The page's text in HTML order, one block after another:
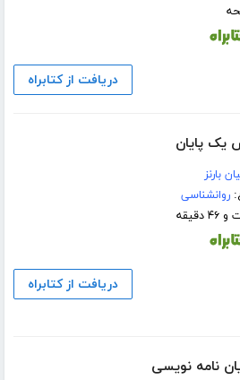
دریافت از کتابراه
یک پایان
بارنز
روانشناسی
دریافت از کتابراه
نامه نویسی